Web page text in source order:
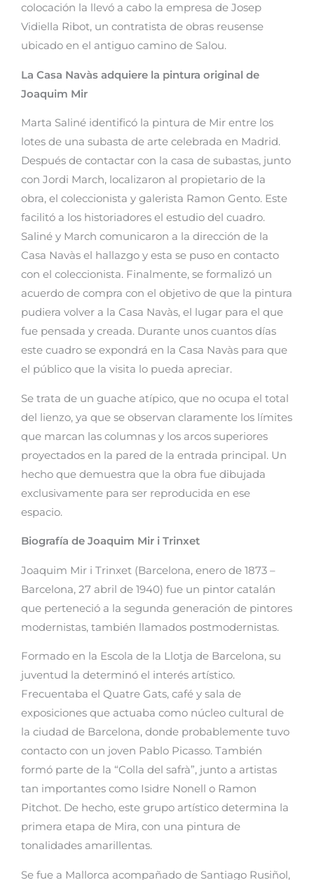
colocación la llevó a cabo la empresa de Josep
Vidiella Ribot, un contratista de obras reusense
ubicado en el antiguo camino de Salou.
La Casa Navàs adquiere la pintura original de
Joaquim Mir
Marta Saliné identificó la pintura de Mir entre los
lotes de una subasta de arte celebrada en Madrid.
Después de contactar con la casa de subastas, junto
con Jordi March, localizaron al propietario de la
obra, el coleccionista y galerista Ramon Gento. Este
facilitó a los historiadores el estudio del cuadro.
Saliné y March comunicaron a la dirección de la
Casa Navàs el hallazgo y esta se puso en contacto
con el coleccionista. Finalmente, se formalizó un
acuerdo de compra con el objetivo de que la pintura
pudiera volver a la Casa Navàs, el lugar para el que
fue pensada y creada. Durante unos cuantos días
este cuadro se expondrá en la Casa Navàs para que
el público que la visita lo pueda apreciar.
Se trata de un guache atípico, que no ocupa el total
del lienzo, ya que se observan claramente los límites
que marcan las columnas y los arcos superiores
proyectados en la pared de la entrada principal. Un
hecho que demuestra que la obra fue dibujada
exclusivamente para ser reproducida en ese
espacio.
Biografía de Joaquim Mir i Trinxet
Joaquim Mir i Trinxet (Barcelona, enero de 1873 –
Barcelona, 27 abril de 1940) fue un pintor catalán
que perteneció a la segunda generación de pintores
modernistas, también llamados postmodernistas.
Formado en la Escola de la Llotja de Barcelona, su
juventud la determinó el interés artístico.
Frecuentaba el Quatre Gats, café y sala de
exposiciones que actuaba como núcleo cultural de
la ciudad de Barcelona, donde probablemente tuvo
contacto con un joven Pablo Picasso. También
formó parte de la “Colla del safrà”, junto a artistas
tan importantes como Isidre Nonell o Ramon
Pitchot. De hecho, este grupo artístico determina la
primera etapa de Mira, con una pintura de
tonalidades amarillentas.
Se fue a Mallorca acompañado de Santiago Rusiñol,